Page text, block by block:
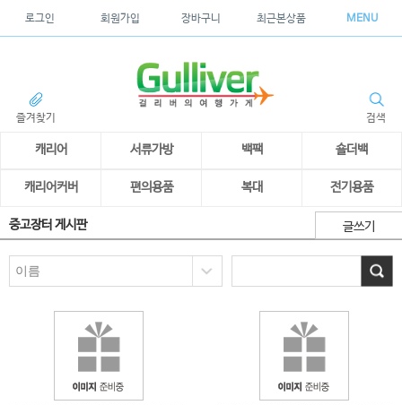
로그인 회원가입 장바구니 최근본상품 MENU
즐겨찾기 검색
캐리어 서류가방 백팩 숄더백
캐리어커버 편의용품 복대 전기용품
중고장터 게시판 글쓰기